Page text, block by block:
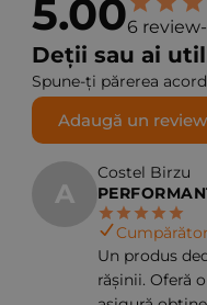
5.006
Deții sau ai
Spune-ți părerea
Adaugă un review
A
Costel Birzu
Un produs
rășinii. Oferă